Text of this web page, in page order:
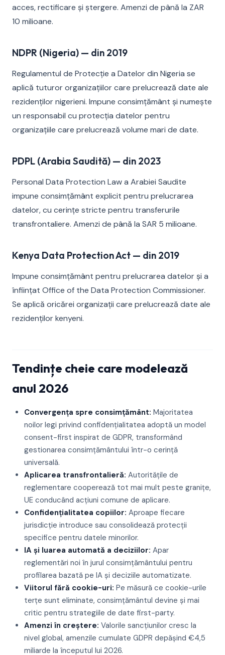
acces, rectificare și ștergere. Amenzi de până la ZAR
10 milioane.
NDPR (Nigeria) — din 2019
Regulamentul de Protecție a Datelor din Nigeria se
aplică tuturor organizațiilor care prelucrează date ale
rezidenților nigerieni. Impune consimțământ și numește
un responsabil cu protecția datelor pentru
organizațiile care prelucrează volume mari de date.
PDPL (Arabia Saudită) — din 2023
Personal Data Protection Law a Arabiei Saudite
impune consimțământ explicit pentru prelucrarea
datelor, cu cerințe stricte pentru transferurile
transfrontaliere. Amenzi de până la SAR 5 milioane.
Kenya Data Protection Act — din 2019
Impune consimțământ pentru prelucrarea datelor și a
înființat Office of the Data Protection Commissioner.
Se aplică oricărei organizații care prelucrează date ale
rezidenților kenyeni.
Tendințe cheie care modelează
anul 2026
Convergența spre consimțământ: Majoritatea
noilor legi privind confidențialitatea adoptă un model
consent-first inspirat de GDPR, transformând
gestionarea consimțământului într-o cerință
universală.
Aplicarea transfrontalieră: Autoritățile de
reglementare cooperează tot mai mult peste granițe,
UE conducând acțiuni comune de aplicare.
Confidențialitatea copiilor: Aproape fiecare
jurisdicție introduce sau consolidează protecții
specifice pentru datele minorilor.
IA și luarea automată a deciziilor: Apar
reglementări noi în jurul consimțământului pentru
profilarea bazată pe IA și deciziile automatizate.
Viitorul fără cookie-uri: Pe măsură ce cookie-urile
terțe sunt eliminate, consimțământul devine și mai
critic pentru strategiile de date first-party.
Amenzi în creștere: Valorile sancțiunilor cresc la
nivel global, amenzile cumulate GDPR depășind €4,5
miliarde la începutul lui 2026.